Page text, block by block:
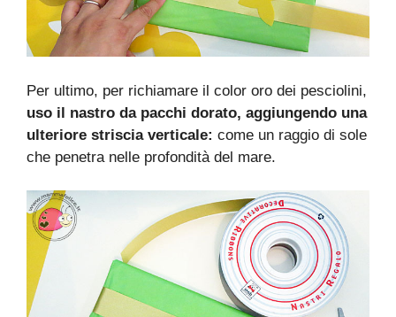
Per ultimo, per richiamare il color oro dei pesciolini,
uso il nastro da pacchi dorato, aggiungendo una
ulteriore striscia verticale: come un raggio di sole
che penetra nelle profondità del mare.